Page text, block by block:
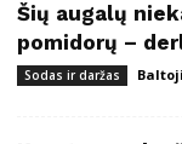
Šių augalų
pomidorų –
Sodas ir daržas